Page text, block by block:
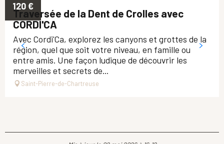
120€
Traversée de la Dent de Crolles avec
CORDI'CA
Avec Cordi'Ca, explorez les canyons et grottes de la
région, quel que soit votre niveau, en famille ou
entre amis. Une façon ludique de découvrir les
merveilles et secrets de...
Saint-Pierre-de-Chartreuse